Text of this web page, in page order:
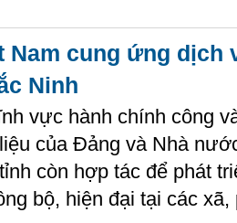
Nam cung ứng dịch
Ninh
vực hành chính công
của Đảng và Nhà
còn hợp tác để phát
bộ, hiện đại tại các